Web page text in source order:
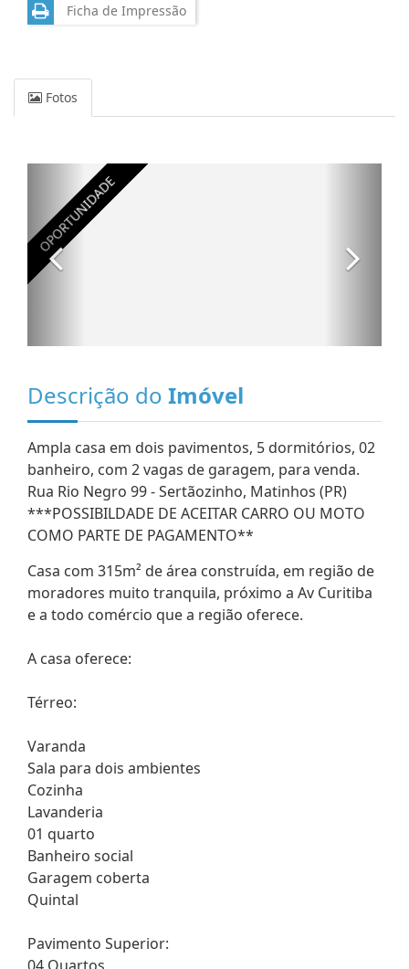
Ficha de Impressão
Fotos
Descrição do Imóvel
Ampla casa em dois pavimentos, 5 dormitórios, 02
banheiro, com 2 vagas de garagem, para venda.
Rua Rio Negro 99 - Sertãozinho, Matinhos (PR)
***POSSIBILDADE DE ACEITAR CARRO OU MOTO
COMO PARTE DE PAGAMENTO**
Casa com 315m² de área construída, em região de
moradores muito tranquila, próximo a Av Curitiba
e a todo comércio que a região oferece.
A casa oferece:
Térreo:
Varanda
Sala para dois ambientes
Cozinha
Lavanderia
01 quarto
Banheiro social
Garagem coberta
Quintal
Pavimento Superior: